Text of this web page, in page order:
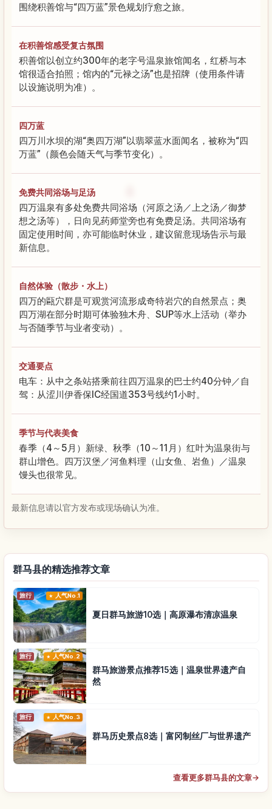
围绕积善馆与“四万蓝”景色规划疗愈之旅。
在积善馆感受复古氛围
积善馆以创立约300年的老字号温泉旅馆闻名，红桥与本
馆很适合拍照；馆内的“元禄之汤”也是招牌（使用条件请
以设施说明为准）。
四万蓝
四万川水坝的湖“奥四万湖”以翡翠蓝水面闻名，被称为“四
万蓝”（颜色会随天气与季节变化）。
免费共同浴场与足汤
四万温泉有多处免费共同浴场（河原之汤／上之汤／御梦
想之汤等），日向见药师堂旁也有免费足汤。共同浴场有
固定使用时间，亦可能临时休业，建议留意现场告示与最
新信息。
自然体验（散步・水上）
四万的甌穴群是可观赏河流形成奇特岩穴的自然景点；奥
四万湖在部分时期可体验独木舟、SUP等水上活动（举办
与否随季节与业者变动）。
交通要点
电车：从中之条站搭乘前往四万温泉的巴士约40分钟／自
驾：从涩川伊香保IC经国道353号线约1小时。
季节与代表美食
春季（4～5月）新绿、秋季（10～11月）红叶为温泉街与
群山增色。四万汉堡／河鱼料理（山女鱼、岩鱼）／温泉
馒头也很常见。
最新信息请以官方发布或现场确认为准。
群马县的精选推荐文章
旅行 人气No.1
夏日群马旅游10选｜高原瀑布清凉温泉
旅行 人气No.2
群马旅游景点推荐15选｜温泉世界遗产自
然
旅行 人气No.3
群马历史景点8选｜富冈制丝厂与世界遗产
查看更多群马县的文章→